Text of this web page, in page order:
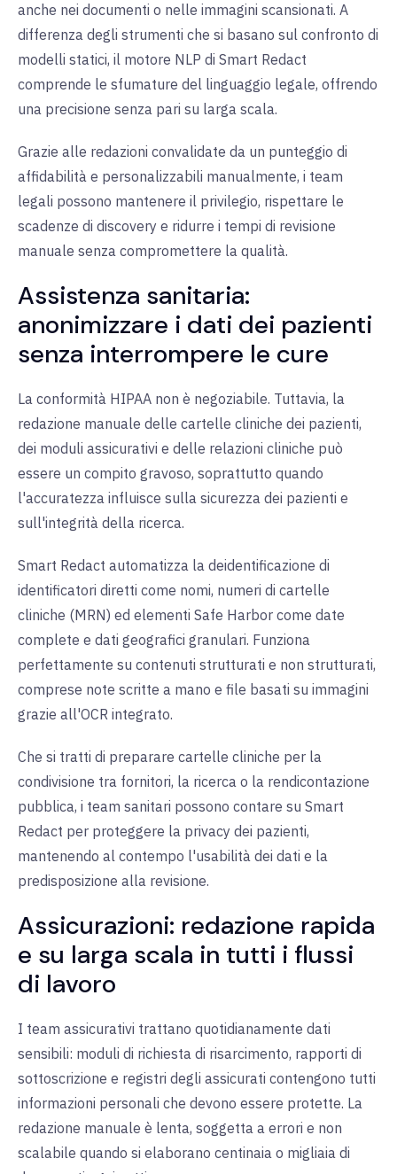
anche nei documenti o nelle immagini scansionati. A
differenza degli strumenti che si basano sul confronto di
modelli statici, il motore NLP di Smart Redact
comprende le sfumature del linguaggio legale, offrendo
una precisione senza pari su larga scala.
Grazie alle redazioni convalidate da un punteggio di
affidabilità e personalizzabili manualmente, i team
legali possono mantenere il privilegio, rispettare le
scadenze di discovery e ridurre i tempi di revisione
manuale senza compromettere la qualità.
Assistenza sanitaria:
anonimizzare i dati dei pazienti
senza interrompere le cure
La conformità HIPAA non è negoziabile. Tuttavia, la
redazione manuale delle cartelle cliniche dei pazienti,
dei moduli assicurativi e delle relazioni cliniche può
essere un compito gravoso, soprattutto quando
l'accuratezza influisce sulla sicurezza dei pazienti e
sull'integrità della ricerca.
Smart Redact automatizza la deidentificazione di
identificatori diretti come nomi, numeri di cartelle
cliniche (MRN) ed elementi Safe Harbor come date
complete e dati geografici granulari. Funziona
perfettamente su contenuti strutturati e non strutturati,
comprese note scritte a mano e file basati su immagini
grazie all'OCR integrato.
Che si tratti di preparare cartelle cliniche per la
condivisione tra fornitori, la ricerca o la rendicontazione
pubblica, i team sanitari possono contare su Smart
Redact per proteggere la privacy dei pazienti,
mantenendo al contempo l'usabilità dei dati e la
predisposizione alla revisione.
Assicurazioni: redazione rapida
e su larga scala in tutti i flussi
di lavoro
I team assicurativi trattano quotidianamente dati
sensibili: moduli di richiesta di risarcimento, rapporti di
sottoscrizione e registri degli assicurati contengono tutti
informazioni personali che devono essere protette. La
redazione manuale è lenta, soggetta a errori e non
scalabile quando si elaborano centinaia o migliaia di